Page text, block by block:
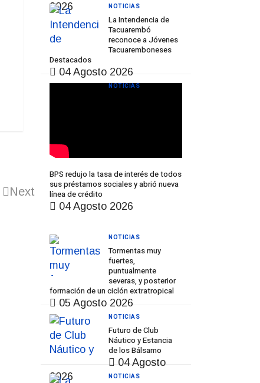
Next
2026
La Intendencia de
Tacuarembó
reconoce a Jóvenes
Tacuaremboneses
Destacados
04 Agosto 2026
NOTICIAS
BPS redujo la tasa de interés de todos
sus préstamos sociales y abrió nueva
línea de crédito
04 Agosto 2026
NOTICIAS
Tormentas muy
fuertes,
puntualmente
severas, y posterior
formación de un ciclón extratropical
05 Agosto 2026
NOTICIAS
Futuro de Club
Náutico y Estancia
de los Bálsamo
04 Agosto
2026
NOTICIAS
NOTICIAS